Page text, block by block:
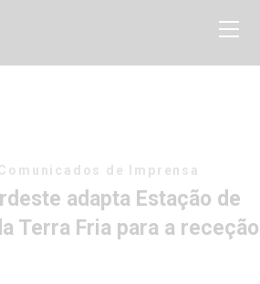
ambiental
de Imprensa
adapta Estação de
Terra Fria para a receção